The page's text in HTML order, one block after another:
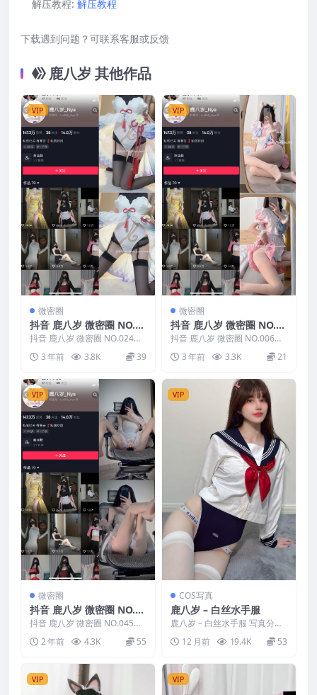
解压教程: 解压教程
下载遇到问题？可联系客服或反馈
鹿八岁 其他作品
VIP
微密圈
抖音 鹿八岁 微密圈 NO.02
4期
抖音 鹿八岁 微密圈 NO.024
期，资源详情：抖音 鹿八岁 微
密圈 NO.02...
3 年前 3.8K 39
VIP
微密圈
抖音 鹿八岁 微密圈 NO.00
6期
抖音 鹿八岁 微密圈 NO.006
期，资源详情：抖音 鹿八岁 微
密圈 NO.00...
3 年前 3.3K 21
VIP
微密圈
抖音 鹿八岁 微密圈 NO.04
5期
抖音 鹿八岁 微密圈 NO.045
期，资源详情：抖音 鹿八岁 微
密圈 NO.04...
2 年前 4.3K 55
VIP
COS写真
鹿八岁 – 白丝水手服
鹿八岁 – 白丝水手服 写真分
类：唯美，参与模特：鹿八岁
[资源大小]：[35P...
12 月前 19.4K 53
VIP VIP